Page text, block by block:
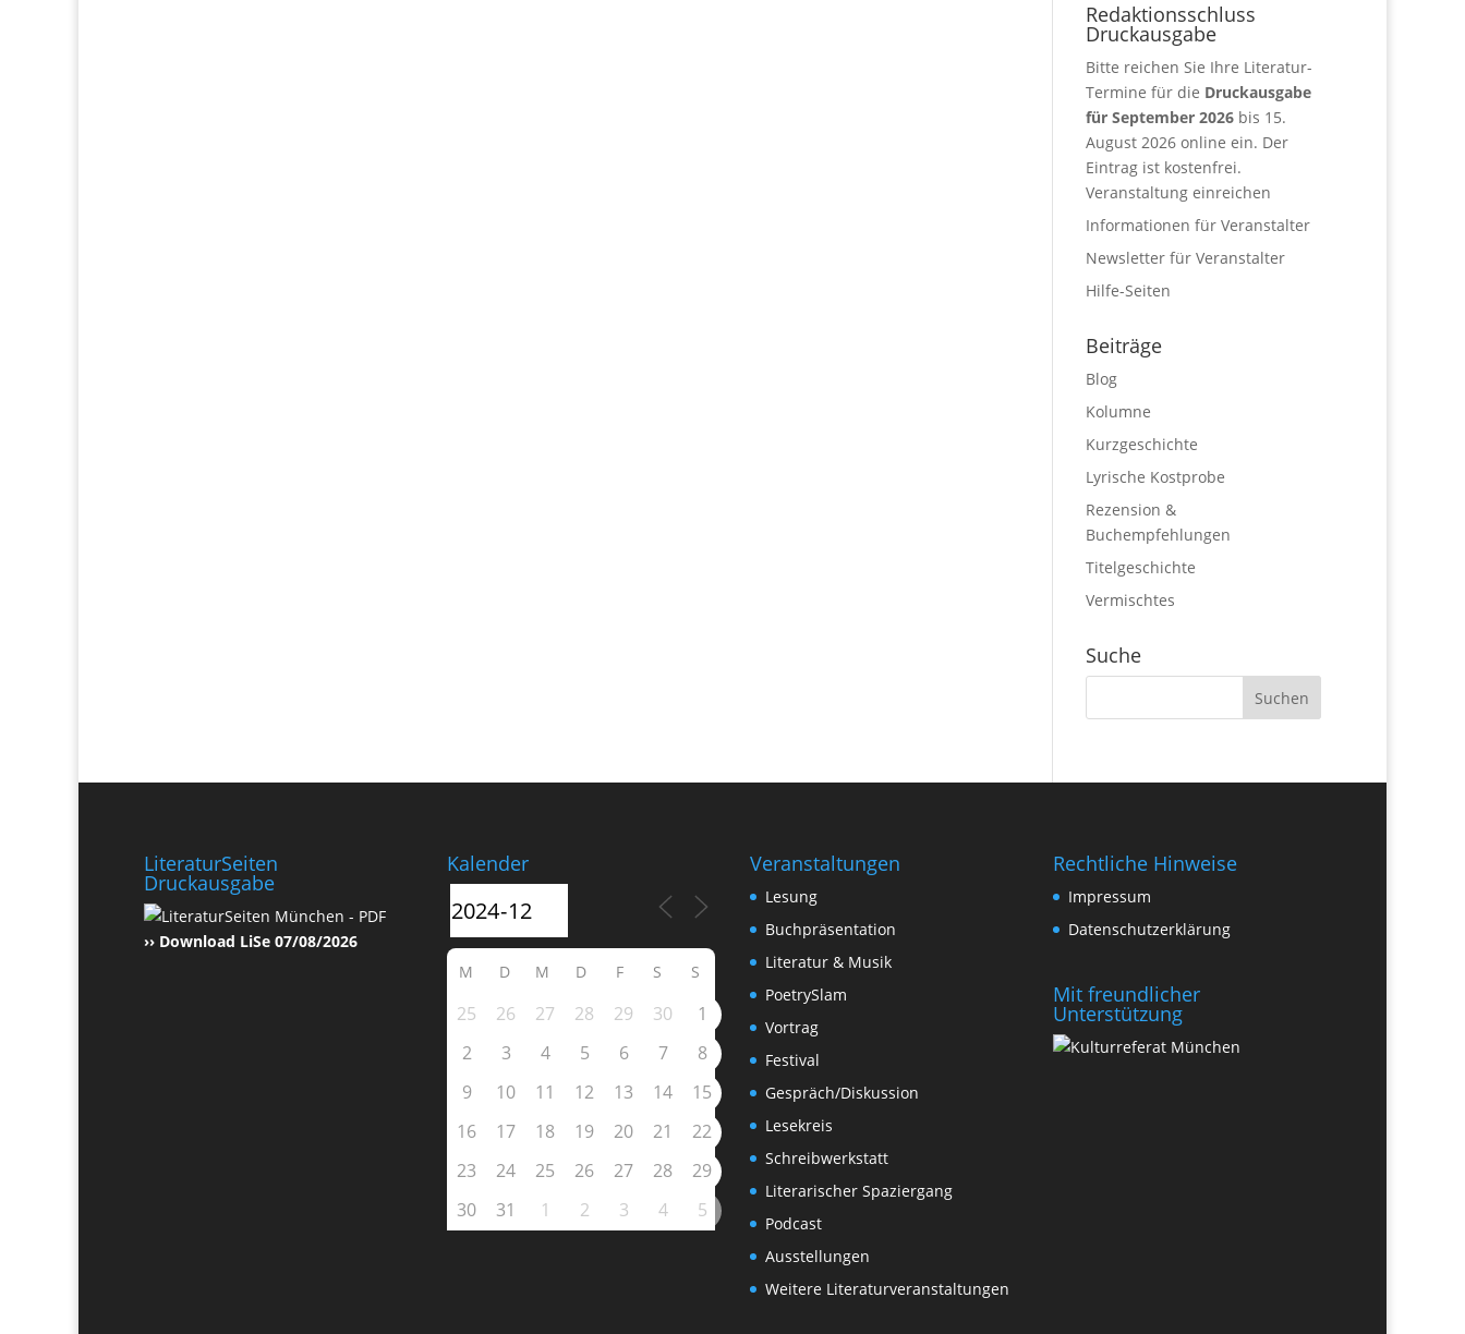
Redaktionsschluss
Druckausgabe
Bitte reichen Sie Ihre Literatur-
Termine für die Druckausgabe
für September 2026 bis 15.
August 2026 online ein. Der
Eintrag ist kostenfrei.
Veranstaltung einreichen
Informationen für Veranstalter
Newsletter für Veranstalter
Hilfe-Seiten
Beiträge
Blog
Kolumne
Kurzgeschichte
Lyrische Kostprobe
Rezension &
Buchempfehlungen
Titelgeschichte
Vermischtes
Suche
LiteraturSeiten
Druckausgabe
›› Download LiSe 07/08/2026
Kalender
M D M D F S S
25 26 27 28 29 30
1
2
3 4 5 6 7
8
9
10 11 12 13 14
15
16
17 18 19 20 21
22
23
24 25 26 27 28
29
30
31 1 2 3 4 5
Veranstaltungen
Lesung
Buchpräsentation
Literatur & Musik
PoetrySlam
Vortrag
Festival
Gespräch/Diskussion
Lesekreis
Schreibwerkstatt
Literarischer Spaziergang
Podcast
Ausstellungen
Weitere Literaturveranstaltungen
Rechtliche Hinweise
Impressum
Datenschutzerklärung
Mit freundlicher
Unterstützung